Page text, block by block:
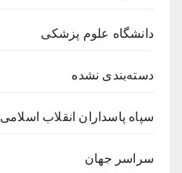
دانشگاه علوم پزشکی
دسته‌بندی نشده
سپاه پاسداران انقلاب اسلامی
سراسر جهان